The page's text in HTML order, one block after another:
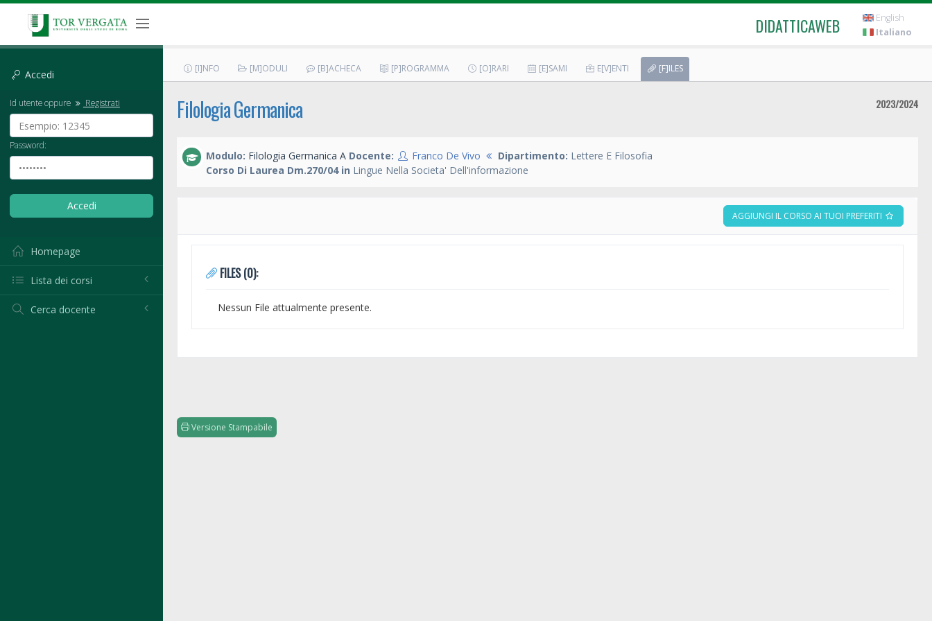
DIDATTICAWEB
English
Italiano
Accedi
Id utente oppure Registrati
Password:
Homepage
Lista dei corsi
Cerca docente
[I]NFO [M]ODULI [B]ACHECA [P]ROGRAMMA [O]RARI [E]SAMI E[V]ENTI [F]ILES
Filologia Germanica 2023/2024
Modulo: Filologia Germanica A Docente: Franco De Vivo Dipartimento: Lettere E Filosofia
Corso Di Laurea Dm.270/04 in Lingue Nella Societa' Dell'informazione
AGGIUNGI IL CORSO AI TUOI PREFERITI
FILES (0):
Nessun File attualmente presente.
Versione Stampabile